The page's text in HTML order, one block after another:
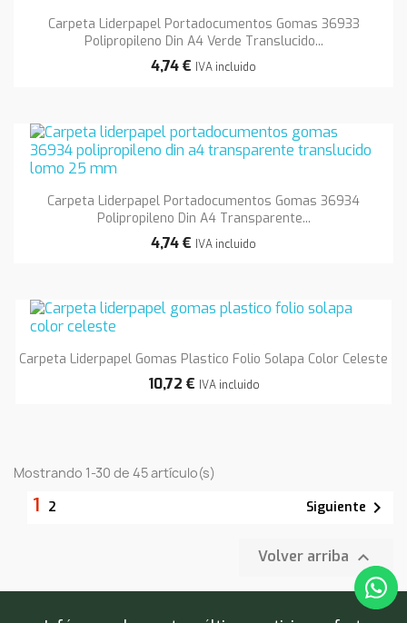
Carpeta Liderpapel Portadocumentos Gomas 36933
Polipropileno Din A4 Verde Translucido...
4,74 € IVA incluido
Carpeta Liderpapel Portadocumentos Gomas 36934
Polipropileno Din A4 Transparente...
4,74 € IVA incluido
Carpeta Liderpapel Gomas Plastico Folio Solapa Color Celeste
10,72 € IVA incluido
Mostrando 1-30 de 45 artículo(s)
1 2 Siguiente 
Volver arriba 